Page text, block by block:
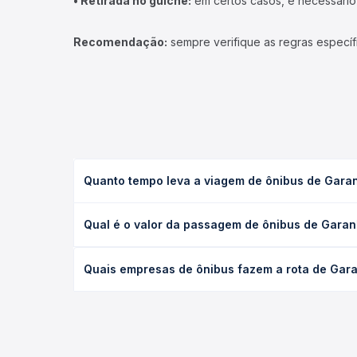
Recomendação: sempre verifique as regras
Quanto tempo leva a viagem de ônibus de
as condições de tráfego. Na Quero Passagem
Qual é o valor da passagem de ônibus de
antecedência da compra. Na Quero Passagem
Quais empresas de ônibus fazem a rota de